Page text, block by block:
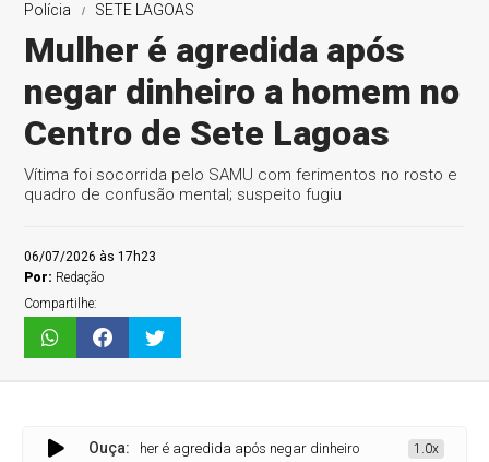
Polícia SETE LAGOAS
Mulher é agredida após
negar dinheiro a homem no
Centro de Sete Lagoas
Vítima foi socorrida pelo SAMU com ferimentos no rosto e
quadro de confusão mental; suspeito fugiu
06/07/2026 às 17h23
Por: Redação
Compartilhe:
Ouça:
Mulher é agredida após negar dinheiro a homem no Centro de Sete
1.0x